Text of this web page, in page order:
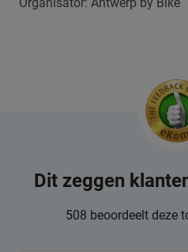
Dit zeggen
508 beoordeelt deze